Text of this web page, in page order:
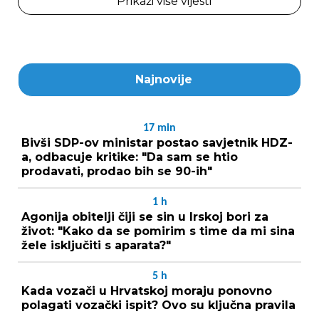
Najnovije
17 min
Bivši SDP-ov ministar postao savjetnik HDZ-
a, odbacuje kritike: "Da sam se htio
prodavati, prodao bih se 90-ih"
1 h
Agonija obitelji čiji se sin u Irskoj bori za
život: "Kako da se pomirim s time da mi sina
žele isključiti s aparata?"
5 h
Kada vozači u Hrvatskoj moraju ponovno
polagati vozački ispit? Ovo su ključna pravila